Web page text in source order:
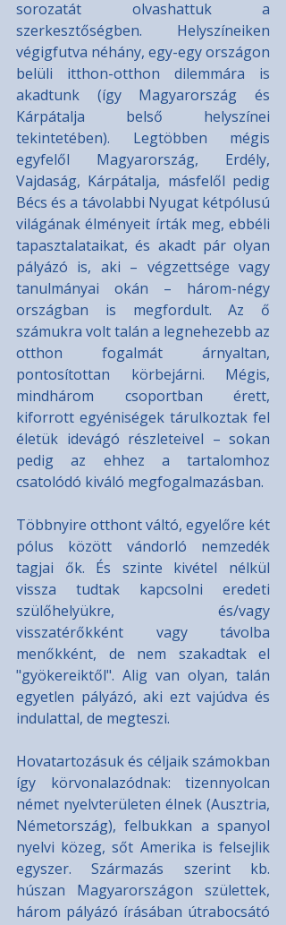
sorozatát olvashattuk a
szerkesztőségben. Helyszíneiken
végigfutva néhány, egy-egy országon
belüli itthon-otthon dilemmára is
akadtunk (így Magyarország és
Kárpátalja belső helyszínei
tekintetében). Legtöbben mégis
egyfelől Magyarország, Erdély,
Vajdaság, Kárpátalja, másfelől pedig
Bécs és a távolabbi Nyugat kétpólusú
világának élményeit írták meg, ebbéli
tapasztalataikat, és akadt pár olyan
pályázó is, aki – végzettsége vagy
tanulmányai okán – három-négy
országban is megfordult. Az ő
számukra volt talán a legnehezebb az
otthon fogalmát árnyaltan,
pontosítottan körbejárni. Mégis,
mindhárom csoportban érett,
kiforrott egyéniségek tárulkoztak fel
életük idevágó részleteivel – sokan
pedig az ehhez a tartalomhoz
csatolódó kiváló megfogalmazásban.
Többnyire otthont váltó, egyelőre két
pólus között vándorló nemzedék
tagjai ők. És szinte kivétel nélkül
vissza tudtak kapcsolni eredeti
szülőhelyükre, és/vagy
visszatérőkként vagy távolba
menőkként, de nem szakadtak el
"gyökereiktől". Alig van olyan, talán
egyetlen pályázó, aki ezt vajúdva és
indulattal, de megteszi.
Hovatartozásuk és céljaik számokban
így körvonalazódnak: tizennyolcan
német nyelvterületen élnek (Ausztria,
Németország), felbukkan a spanyol
nyelvi közeg, sőt Amerika is felsejlik
egyszer. Származás szerint kb.
húszan Magyarországon születtek,
három pályázó írásában útrabocsátó